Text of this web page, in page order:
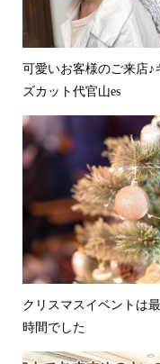
可愛いお客様のご来店♪
ズカット代官山es
クリスマスイベントは
時間でした